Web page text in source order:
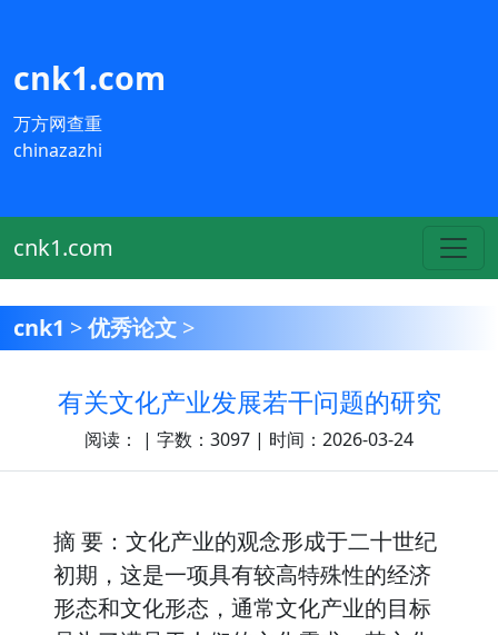
cnk1.com
万方网查重
chinazazhi
cnk1.com
cnk1 >优秀论文 >
有关文化产业发展若干问题的研究
阅读： | 字数：3097 | 时间：2026-03-24
摘 要：文化产业的观念形成于二十世纪
初期，这是一项具有较高特殊性的经济
形态和文化形态，通常文化产业的目标